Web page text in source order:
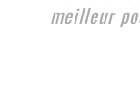
meilleur